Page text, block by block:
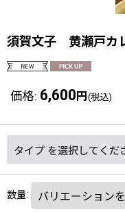
須賀文子 黄瀬戸カ
価格: 6,600 円 (税込)
タイプ を選択してくだ
数量: